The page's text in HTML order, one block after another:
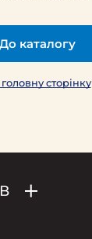
До каталогу
сторінку